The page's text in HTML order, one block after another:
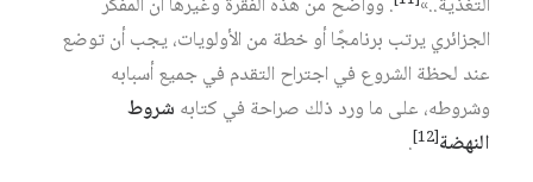
الجزائري يرتب برنامجًا أو خطة من الأولويات، يجب أن توضع
عند لحظة الشروع في اجتراح التقدم في جميع أسبابه
وشروطه، على ما ورد ذلك صراحة في كتابه شروط
النهضة[12]
.